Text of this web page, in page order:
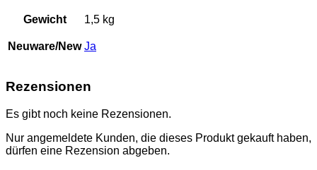
Gewicht 1,5 kg
Neuware/New Ja
Rezensionen
Es gibt noch keine Rezensionen.
Nur angemeldete Kunden, die dieses Produkt gekauft haben,
dürfen eine Rezension abgeben.